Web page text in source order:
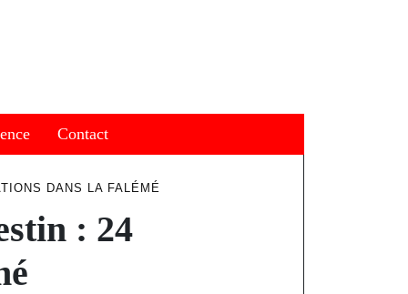
Contact
DANS LA FALÉMÉ
: 24